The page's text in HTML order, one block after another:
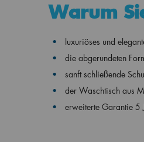
Warum
luxuriöses und
die abgerundeten
sanft schließende
der Waschtisch aus
erweiterte Garantie 5